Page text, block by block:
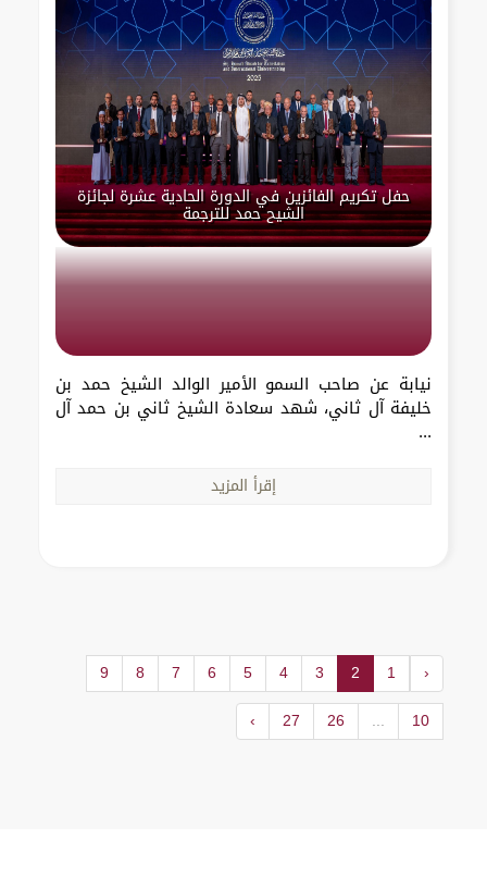
حفل تكريم الفائزين في الدورة الحادية عشرة لجائزة
الشيح حمد للترجمة
نيابة عن صاحب السمو الأمير الوالد الشيخ حمد بن
خليفة آل ثاني، شهد سعادة الشيخ ثاني بن حمد آل
...
إقرأ المزيد
‹
1
2
3
4
5
6
7
8
9
10
...
26
27
›